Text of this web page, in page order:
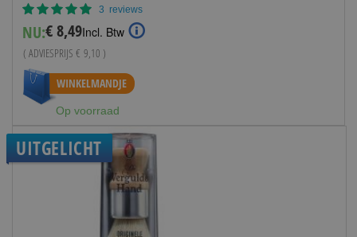
Waardering:
3 reviews
NU:Special
Price
€ 8,49Incl. Btw
( ADVIESPRIJS € 9,10 )
WINKELMANDJE
Op voorraad
UITGELICHT